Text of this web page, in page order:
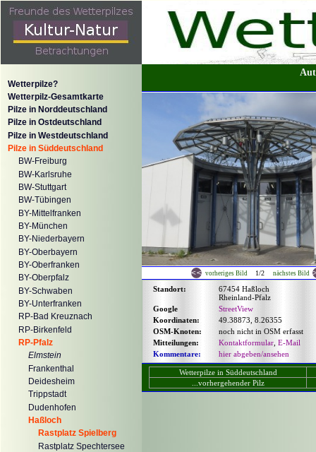
Wetterpilze?
Wetterpilz-Gesamtkarte
Pilze in Norddeutschland
Pilze in Ostdeutschland
Pilze in Westdeutschland
Pilze in Süddeutschland
BW-Freiburg
BW-Karlsruhe
BW-Stuttgart
BW-Tübingen
BY-Mittelfranken
BY-München
BY-Niederbayern
BY-Oberbayern
BY-Oberfranken
BY-Oberpfalz
BY-Schwaben
BY-Unterfranken
RP-Bad Kreuznach
RP-Birkenfeld
RP-Pfalz
Elmstein
Frankenthal
Deidesheim
Trippstadt
Dudenhofen
Haßloch
Rastplatz Spielberg
Rastplatz Spechtersee
vorheriges Bild 1/2 nächstes Bild
Standort:
67454 Haßloch
Rheinland-Pfalz
Google
StreetView
Koordinaten:
49.38873, 8.26355
OSM-Knoten:
noch nicht in OSM erfasst
Mitteilungen:
Kontaktformular E-Mail
Kommentare:
hier abgeben/ansehen
Wetterpilze in Süddeutschland
...vorhergehender Pilz